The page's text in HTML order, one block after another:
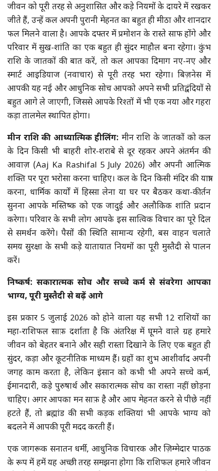
जीवन को पूरी तरह से अनुशासित और कड़े नियमों के दायरे में रखकर
जीते हैं, उन्हें कल अपनी पुरानी मेहनत का बहुत ही मीठा और शानदार
फल मिलने वाला है। आपके दफ्तर में प्रमोशन के रास्ते साफ होंगे और
परिवार में सुख-शांति का एक बहुत ही सुंदर माहौल बना रहेगा। कुंभ
राशि के जातकों की बात करें, तो कल आपका दिमाग नए-नए और
स्मार्ट आइडियाज (नवाचार) से पूरी तरह भरा रहेगा। बिज़नेस में
आपकी यह नई और आधुनिक सोच आपको अपने सभी प्रतिद्वंदियों से
बहुत आगे ले जाएगी, जिससे आपके रिश्तों में भी एक नया और गहरा
कड़ा तालमेल स्थापित होगा।
मीन राशि की आध्यात्मिक हीलिंग: मीन राशि के जातकों को कल
के दिन किसी भी बाहरी शोर-शराबे से दूर रहकर अपने अंतर्मन की
आवाज़ (Aaj Ka Rashifal 5 July 2026) और अपनी आत्मिक
शक्ति पर पूरा भरोसा करना चाहिए। कल के दिन किसी मंदिर की यात्रा
करना, धार्मिक कार्यों में हिस्सा लेना या घर पर बैठकर कथा-कीर्तन
सुनना आपके मस्तिष्क को एक जादुई और अलौकिक शांति प्रदान
करेगा। परिवार के सभी लोग आपके इस सात्विक विचार का पूरे दिल
से समर्थन करेंगे। पैसों की स्थिति सामान्य रहेगी, बस वाहन चलाते
समय सुरक्षा के सभी कड़े यातायात नियमों का पूरी मुस्तैदी से पालन
करें।
निष्कर्ष: सकारात्मक सोच और सच्चे कर्म से संवरेगा आपका
भाग्य, पूरी मुस्तैदी से बढ़ें आगे
इस प्रकार 5 जुलाई 2026 को होने वाला यह सभी 12 राशियों का
महा-राशिफल साफ़ दर्शाता है कि अंतरिक्ष में घूमने वाले ग्रह हमारे
जीवन को बेहतर बनाने और सही रास्ता दिखाने के लिए एक बहुत ही
सुंदर, कड़ा और कूटनीतिक माध्यम हैं। ग्रहों का शुभ आशीर्वाद अपनी
जगह काम करता है, लेकिन इंसान को कभी भी अपने सच्चे कर्म,
ईमानदारी, कड़े पुरुषार्थ और सकारात्मक सोच का रास्ता नहीं छोड़ना
चाहिए। अगर आपका मन साफ़ है और आप मेहनत करने से पीछे नहीं
हटते हैं, तो ब्रह्मांड की सभी कड़क शक्तियां भी आपके भाग्य को
बदलने में आपकी पूरी मदद करती हैं।
एक जागरूक सनातन धर्मी, आधुनिक विचारक और ज़िम्मेदार पाठक
के रूप में हमें यह अच्छी तरह समझना होगा कि राशिफल हमारे जीवन